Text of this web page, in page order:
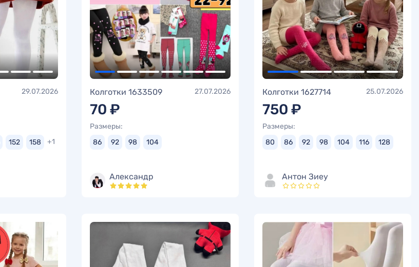
29.07.2026
+1
152 158
Колготки 1633509 27.07.2026
70 ₽
Размеры:
86
92 98 104
Александр
Колготки 1627714 25.07.2026
750 ₽
Размеры:
80
86 92 98 104 116 128
Антон Зиеу